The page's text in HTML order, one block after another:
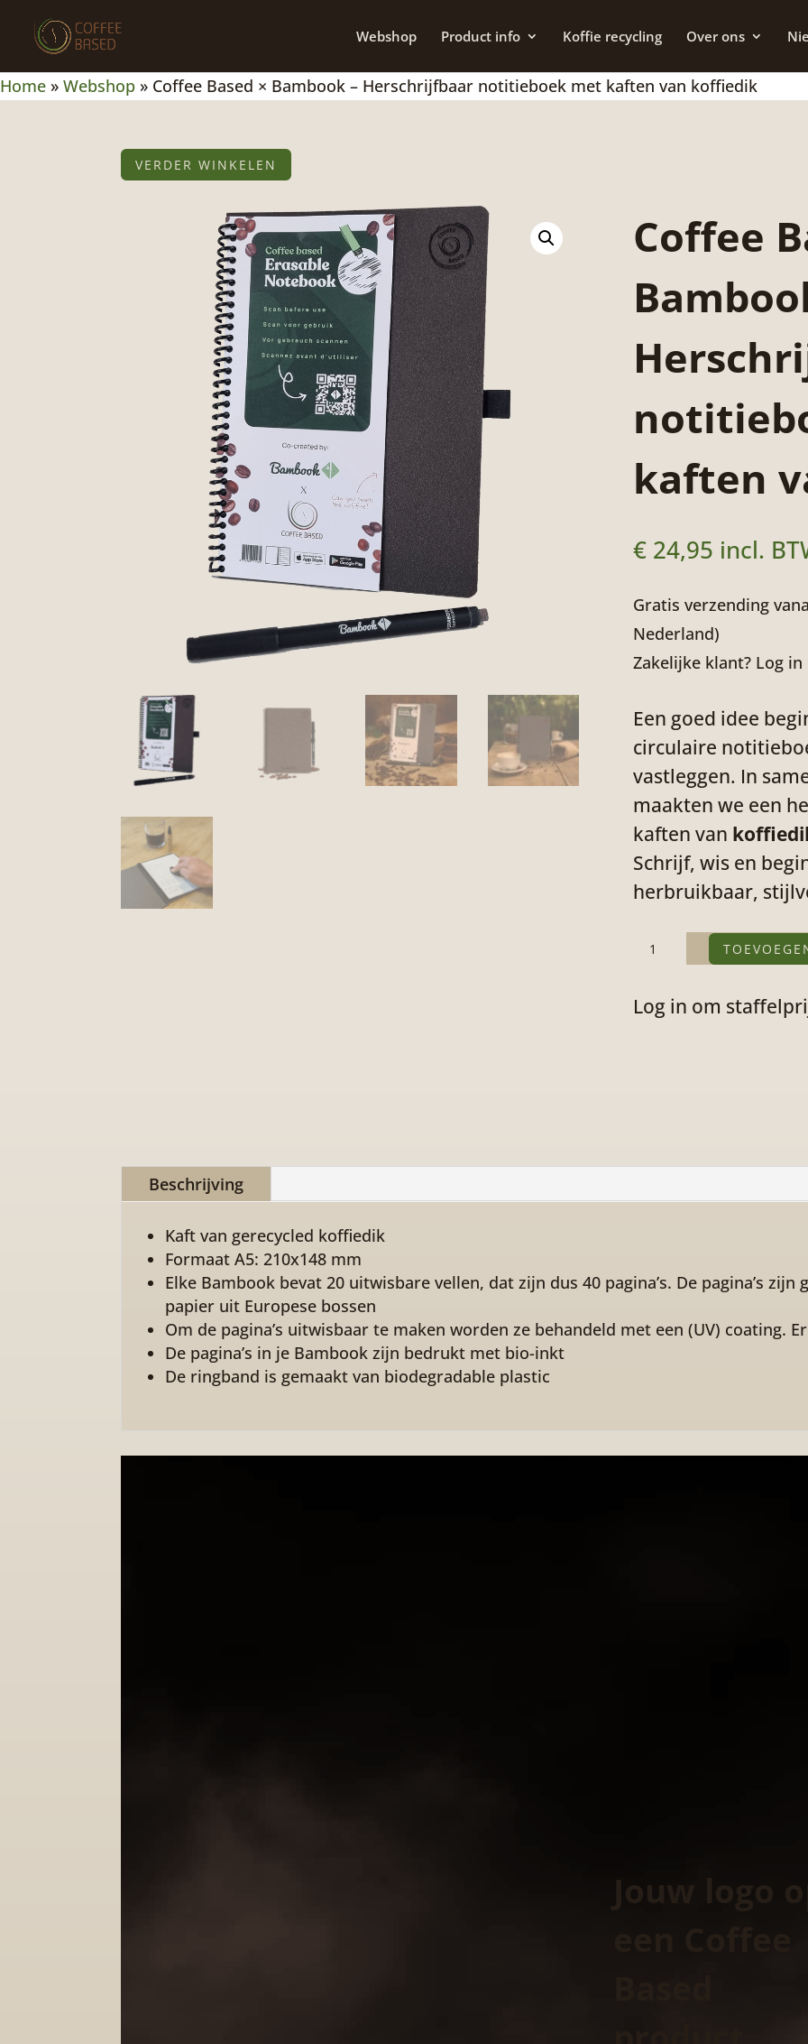
Webshop Product info Koffie recycling Over ons
Home » Webshop » Coffee Based × Bambook – Herschrijfbaar notitieboek met kaften van koffiedik
VERDER WINKELEN
Coffee
kaften
€24,95 incl.
Gratis verzending
Nederland)
Zakelijke klant? Log
Een goed idee
circulaire
vastleggen. In
maakten we een
kaften van
Schrijf, wis en
herbruikbaar,
Coffee
×
van
Log in om
Beschrijving
Kaft van gerecycled koffiedik
Formaat A5: 210x148 mm
Elke Bambook bevat 20 uitwisbare vellen, dat zijn dus 40 pagina’s. De pagina’s zijn
papier uit Europese bossen
Om de pagina’s uitwisbaar te maken worden ze behandeld met een (UV) coating.
De pagina’s in je Bambook zijn bedrukt met bio-inkt
De ringband is gemaakt van biodegradable plastic
Jouw logo